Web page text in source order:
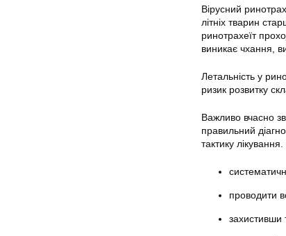
Вірусний
літніх тварин
ринотрахеїт
виникає чхання,
Летальність у
ризик розвитку
Важливо вчасно
правильний
тактику
проводити
захистивши